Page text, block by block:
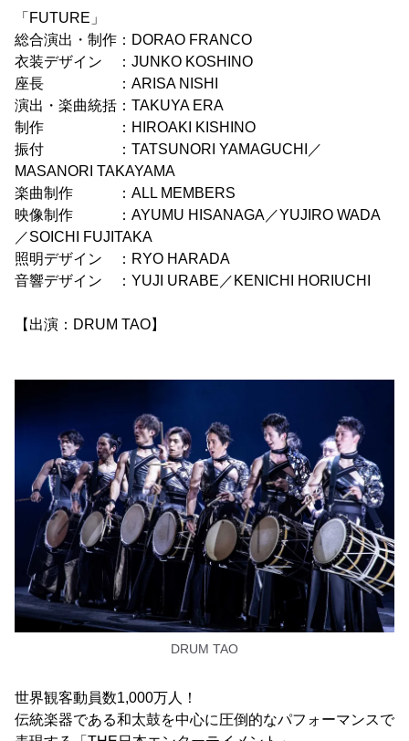
「FUTURE」
総合演出・制作：DORAO FRANCO
衣装デザイン ：JUNKO KOSHINO
座長 ：ARISA NISHI
演出・楽曲統括：TAKUYA ERA
制作 ：HIROAKI KISHINO
振付 ：TATSUNORI YAMAGUCHI／
MASANORI TAKAYAMA
楽曲制作 ：ALL MEMBERS
映像制作 ：AYUMU HISANAGA／YUJIRO WADA
／SOICHI FUJITAKA
照明デザイン ：RYO HARADA
音響デザイン ：YUJI URABE／KENICHI HORIUCHI
【出演：DRUM TAO】
DRUM TAO
世界観客動員数1,000万人！
伝統楽器である和太鼓を中心に圧倒的なパフォーマンスで